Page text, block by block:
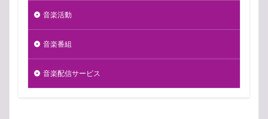
音楽活動
音楽番組
音楽配信サービス